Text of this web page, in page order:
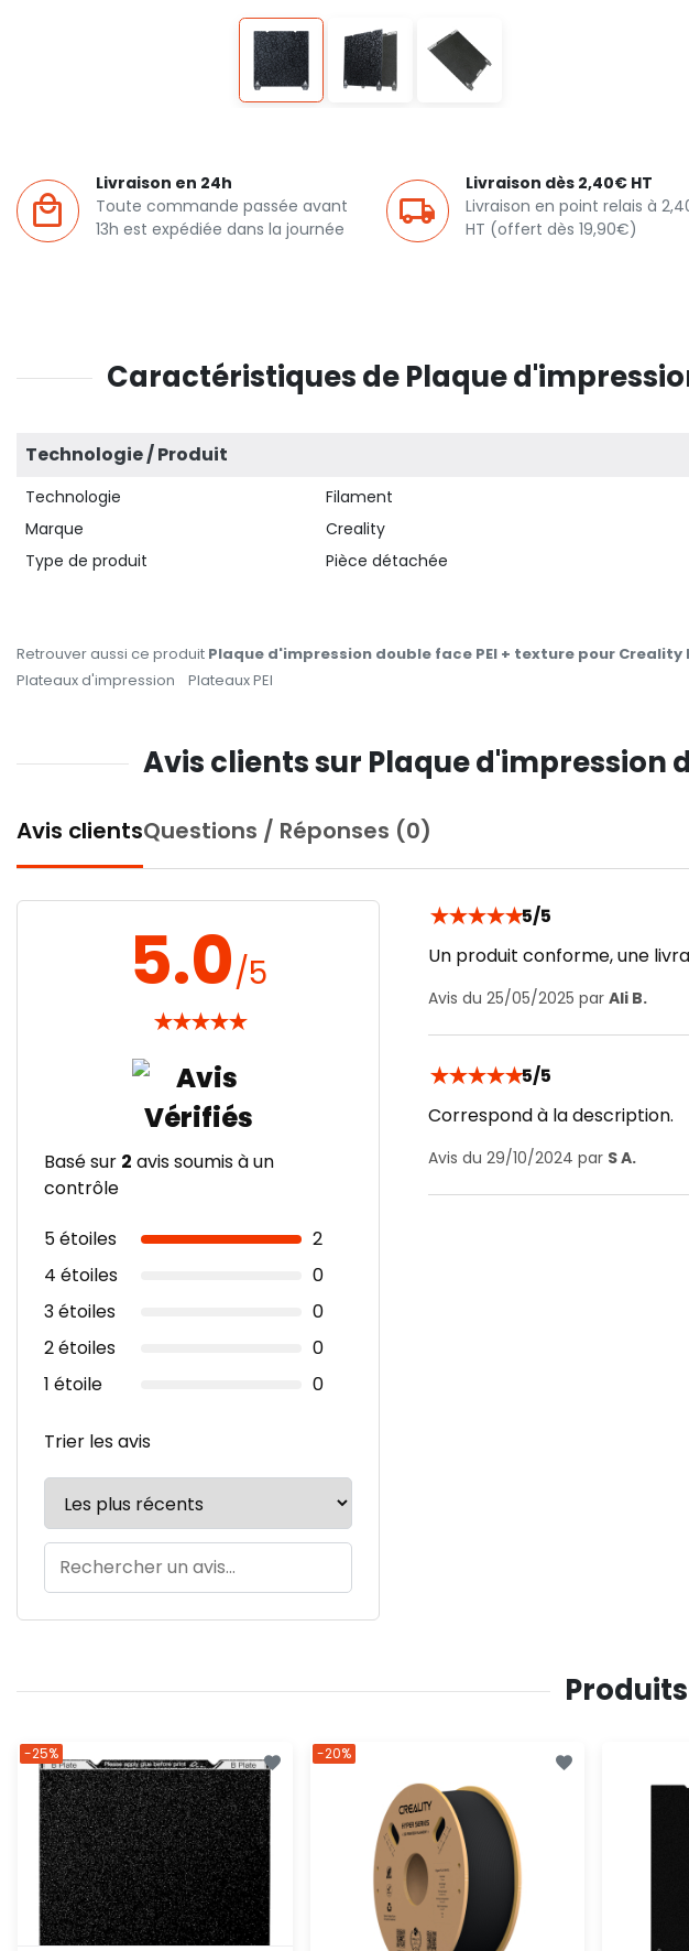
Livraison en 24h
Toute commande passée avant
13h est expédiée dans la journée
Livraison dès 2,40€ HT
Livraison en point relais à
HT (offert dès 19,90€)
Caractéristiques de Plaque
Technologie / Produit
Technologie
Filament
Marque
Creality
Type de produit
Pièce détachée
Retrouver aussi ce produit Plaque d'impression double face PEI + texture pour Creality
Plateaux d'impression
Plateaux PEI
Avis clients sur Plaque d'impression
Avis clientsQuestions / Réponses (0)
5.0/5
★★★★★
Basé sur 2 avis soumis à un
contrôle
5 étoiles
2
4 étoiles
0
3 étoiles
0
2 étoiles
0
1 étoile
0
Trier les avis
★★★★★5/5
Un produit conforme, une
Avis du 25/05/2025 par Ali B.
★★★★★5/5
Correspond à la description.
Avis du 29/10/2024 par S A.
-25% -20%